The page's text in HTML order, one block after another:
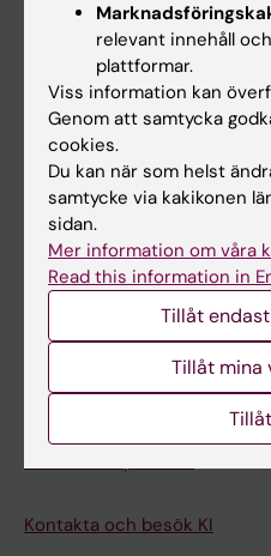
Kalender
Student
Ladok
Canvas
Schema
Studentmejlen
Kurs- och programwebbar
Student på KI
Kontakta och besök KI
relevant innehåll
plattformar.
Viss information kan
Genom att samtycka
cookies.
Du kan när som helst
samtycke via kakikonen
sidan.
Mer information om våra
Read this information in
Tillåt
Tillåt mina